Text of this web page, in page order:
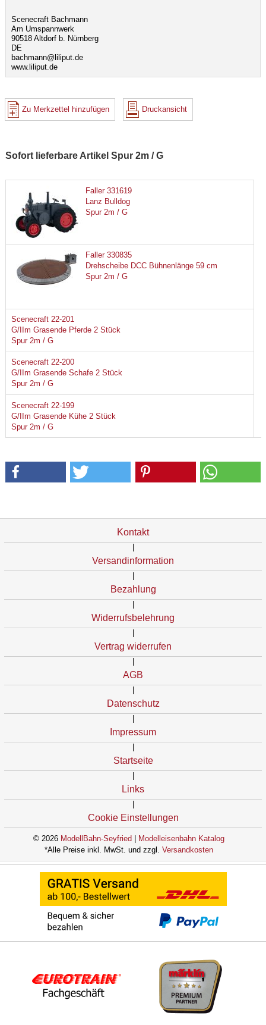
Scenecraft Bachmann
Am Umspannwerk
90518 Altdorf b. Nürnberg
DE
bachmann@liliput.de
www.liliput.de
Zu Merkzettel hinzufügen Druckansicht
Sofort lieferbare Artikel Spur 2m / G
Faller 331619
Lanz Bulldog
Spur 2m / G
Faller 330835
Drehscheibe DCC Bühnenlänge 59 cm
Spur 2m / G
Scenecraft 22-201
G/IIm Grasende Pferde 2 Stück
Spur 2m / G
Scenecraft 22-200
G/IIm Grasende Schafe 2 Stück
Spur 2m / G
Scenecraft 22-199
G/IIm Grasende Kühe 2 Stück
Spur 2m / G
Kontakt
Versandinformation
Bezahlung
Widerrufsbelehrung
Vertrag widerrufen
AGB
Datenschutz
Impressum
Startseite
Links
Cookie Einstellungen
© 2026 ModellBahn-Seyfried
Modelleisenbahn Katalog
*Alle Preise inkl. MwSt. und zzgl. Versandkosten